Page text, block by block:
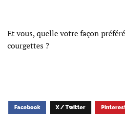
Et vous, quelle votre façon
courgettes ?
Facebook X / Twitter